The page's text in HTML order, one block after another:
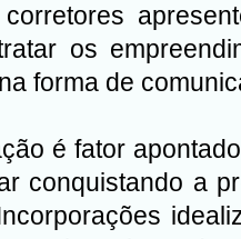
os
forma de
é fator
conquistando a